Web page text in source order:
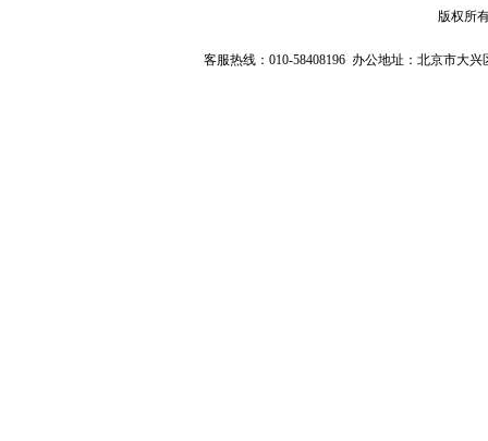
版权所
客服热线：010-58408196 办公地址：北京市大